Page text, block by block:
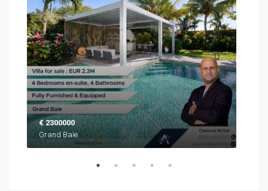
€ 2300000
Grand Baie